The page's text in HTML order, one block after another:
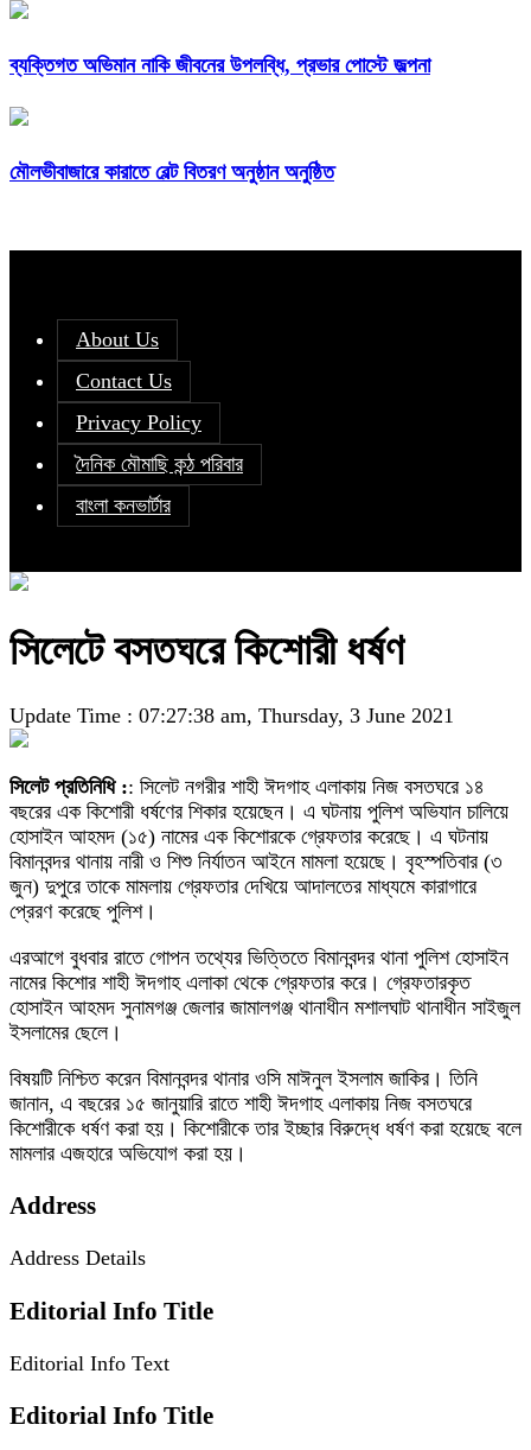
ব্যক্তিগত অভিমান নাকি জীবনের উপলব্ধি, প্রভার পোস্টে জল্পনা
মৌলভীবাজারে কারাতে বেল্ট বিতরণ অনুষ্ঠান অনুষ্ঠিত
About Us
Contact Us
Privacy Policy
দৈনিক মৌমাছি কন্ঠ পরিবার
বাংলা কনভার্টার
সিলেটে বসতঘরে কিশোরী ধর্ষণ
Update Time : 07:27:38 am, Thursday, 3 June 2021
সিলেট প্রতিনিধি :: সিলেট নগরীর শাহী ঈদগাহ এলাকায় নিজ বসতঘরে ১৪
বছরের এক কিশোরী ধর্ষণের শিকার হয়েছেন। এ ঘটনায় পুলিশ অভিযান চালিয়ে
হোসাইন আহমদ (১৫) নামের এক কিশোরকে গ্রেফতার করেছে। এ ঘটনায়
বিমানবন্দর থানায় নারী ও শিশু নির্যাতন আইনে মামলা হয়েছে। বৃহস্পতিবার (৩
জুন) দুপুরে তাকে মামলায় গ্রেফতার দেখিয়ে আদালতের মাধ্যমে কারাগারে
প্রেরণ করেছে পুলিশ।
এরআগে বুধবার রাতে গোপন তথ্যের ভিত্তিতে বিমানবন্দর থানা পুলিশ হোসাইন
নামের কিশোর শাহী ঈদগাহ এলাকা থেকে গ্রেফতার করে। গ্রেফতারকৃত
হোসাইন আহমদ সুনামগঞ্জ জেলার জামালগঞ্জ থানাধীন মশালঘাট থানাধীন সাইজুল
ইসলামের ছেলে।
বিষয়টি নিশ্চিত করেন বিমানবন্দর থানার ওসি মাঈনুল ইসলাম জাকির। তিনি
জানান, এ বছরের ১৫ জানুয়ারি রাতে শাহী ঈদগাহ এলাকায় নিজ বসতঘরে
কিশোরীকে ধর্ষণ করা হয়। কিশোরীকে তার ইচ্ছার বিরুদ্ধে ধর্ষণ করা হয়েছে বলে
মামলার এজহারে অভিযোগ করা হয়।
Address
Address Details
Editorial Info Title
Editorial Info Text
Editorial Info Title